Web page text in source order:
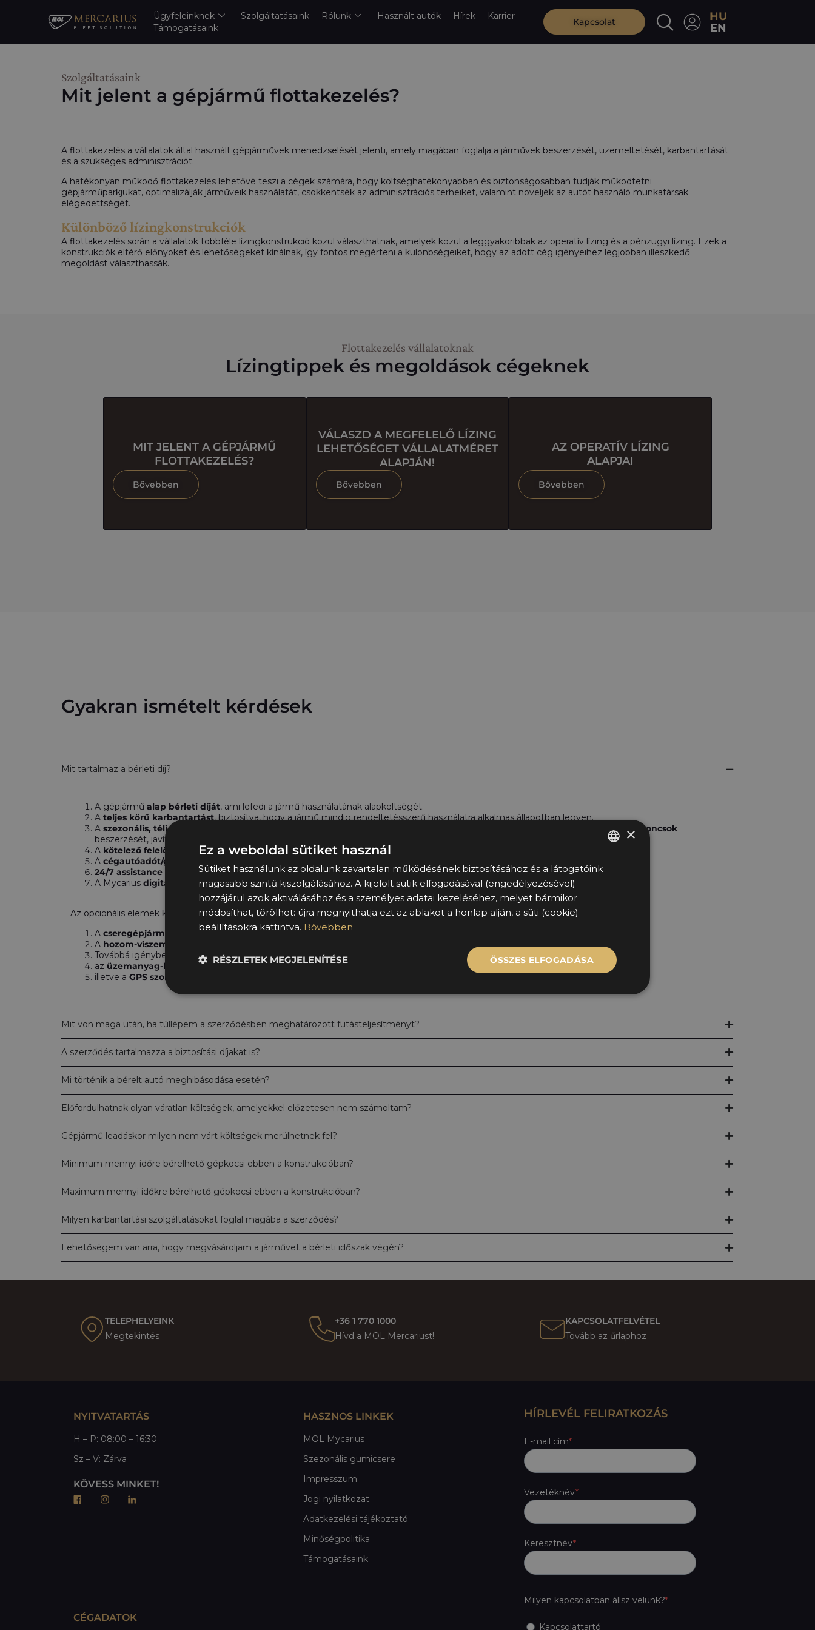
Ügyfeleinknek Szolgáltatásaink Rólunk Használt autók Hírek
Karrier
Támogatásaink
Kapcsolat
HU
EN
Szolgáltatásaink
Mit jelent a gépjármű flottakezelés?
A flottakezelés a vállalatok által használt gépjárművek menedzselését jelenti, amely magában foglalja a járművek beszerzését, üzemeltetését, karbantartását
és a szükséges adminisztrációt.
A hatékonyan működő flottakezelés lehetővé teszi a cégek számára, hogy költséghatékonyabban és biztonságosabban tudják működtetni
gépjárműparkjukat, optimalizálják járműveik használatát, csökkentsék az adminisztrációs terheiket, valamint növeljék az autót használó munkatársak
elégedettségét.
Különböző lízingkonstrukciók
A flottakezelés során a vállalatok többféle lízingkonstrukció közül választhatnak, amelyek közül a leggyakoribbak az operatív lízing és a pénzügyi lízing. Ezek a
konstrukciók eltérő előnyöket és lehetőségeket kínálnak, így fontos megérteni a különbségeiket, hogy az adott cég igényeihez legjobban illeszkedő
megoldást választhassák.
Flottakezelés vállalatoknak
Lízingtippek és megoldások cégeknek
MIT JELENT A GÉPJÁRMŰ
FLOTTAKEZELÉS?
Bővebben
VÁLASZD A MEGFELELŐ LÍZING
LEHETŐSÉGET VÁLLALATMÉRET
ALAPJÁN!
Bővebben
AZ OPERATÍV LÍZING
ALAPJAI
Bővebben
Gyakran ismételt kérdések
Mit tartalmaz a bérleti díj?
A gépjármű alap bérleti díját, ami lefedi a jármű használatának alapköltségét.
A teljes körű karbantartást, biztosítva, hogy a jármű mindig rendeltetésszerű használatra alkalmas állapotban legyen.
A szezonális, téli és nyári gumiabroncs garnitúrát
gumiabroncsok
beszerzését, javítását, tárolását és a szeleppótlását.
A kötelező felelősségbiztosítást (KGFB)és a kárfedezeti szolgáltatást
A cégautóadót/gépjárműadót
24/7 assistance szolgáltatást, hogy ügyfeleink mindig gyors és megbízható segítséget kapjanak.
A Mycarius digitális ügyintézési rendszer használatát, amely egyszerűbbé és átláthatóbbá teszi az adminisztrációt.
Az opcionális elemek között szerepel:
A cseregépjármű szolgáltatás, ami biztosítja ügyfeleink mobilitását járműkiesés esetén is.
A hozom-viszem szolgáltatás
, ami átveszi ügyfeleinktől a gépjármű időszakos szervizbe szállításának feladatát.
Továbbá igénybevehető az önrészfedezetiGAP biztosítás,
az üzemanyag-kártya
beszerzés és menedzselés,
illetve a GPS szolgáltatás
Mit von maga után, ha túllépem a szerződésben meghatározott futásteljesítményt?
A szerződés tartalmazza a biztosítási díjakat is?
Mi történik a bérelt autó meghibásodása esetén?
Előfordulhatnak olyan váratlan költségek, amelyekkel előzetesen nem számoltam?
Gépjármű leadáskor milyen nem várt költségek merülhetnek fel?
Minimum mennyi időre bérelhető gépkocsi ebben a konstrukcióban?
Maximum mennyi időkre bérelhető gépkocsi ebben a konstrukcióban?
Milyen karbantartási szolgáltatásokat foglal magába a szerződés?
Lehetőségem van arra, hogy megvásároljam a járművet a bérleti időszak végén?
TELEPHELYEINK
Megtekintés
+36 1 770 1000
Hívd a MOL Mercariust!
KAPCSOLATFELVÉTEL
Tovább az űrlaphoz
NYITVATARTÁS
H – P: 08:00 – 16:30
Sz – V: Zárva
KÖVESS MINKET!
HASZNOS LINKEK
MOL Mycarius
Szezonális gumicsere
Impresszum
Jogi nyilatkozat
Adatkezelési tájékoztató
Minőségpolitika
Támogatásaink
CÉGADATOK
HÍRLEVÉL FELIRATKOZÁS
E-mail cím
Vezetéknév
Keresztnév
Milyen kapcsolatban állsz velünk?
Kapcsolattartó
HUNGARIAN
×
Ez a weboldal sütiket használ
Sütiket használunk az oldalunk zavartalan működésének biztosításához és a látogatóink
magasabb szintű kiszolgálásához. A kijelölt sütik elfogadásával (engedélyezésével)
hozzájárul azok aktiválásához és a személyes adatai kezeléséhez, melyet bármikor
módosíthat, törölhet: újra megnyithatja ezt az ablakot a honlap alján, a süti (cookie)
beállításokra kattintva. Bővebben
ÖSSZES ELFOGADÁSA
RÉSZLETEK MEGJELENÍTÉSE